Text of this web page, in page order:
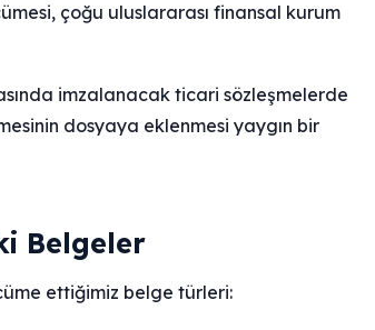
çoğu uluslararası finansal kurum
imzalanacak ticari sözleşmelerde
dosyaya eklenmesi yaygın bir
Belgeler
ettiğimiz belge türleri: